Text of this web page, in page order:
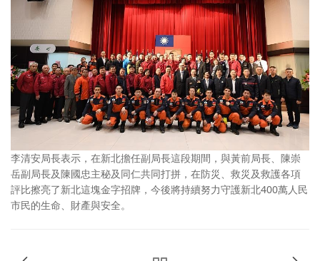
李清安局長表示，在新北擔任副局長這段期間，與黃前局長、陳崇
岳副局長及陳國忠主秘及同仁共同打拼，在防災、救災及救護各項
評比擦亮了新北這塊金字招牌，今後將持續努力守護新北400萬人民
市民的生命、財產與安全。